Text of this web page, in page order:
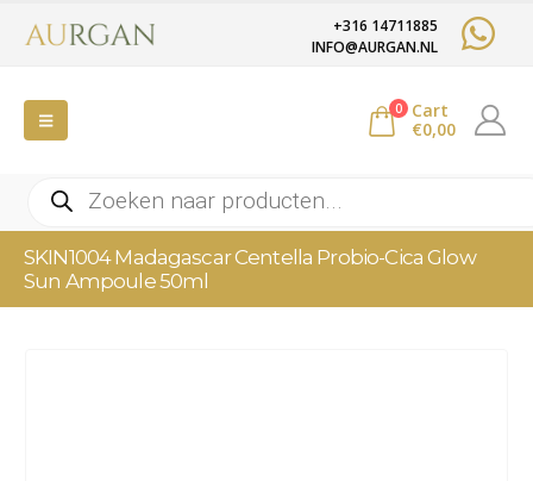
+316 14711885
INFO@AURGAN.NL
0
Cart
€0,00
Producten
zoeken
SKIN1004 Madagascar Centella Probio-Cica Glow
Sun Ampoule 50ml